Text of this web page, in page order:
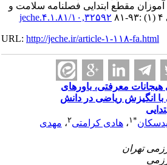
مقطع ابتدایی فصلنامه سلامت و
۱۰,۳۲۵۹۲/jeche.۴.۱.۸۱
URL:http://jeche.ir/article-۱-۱۱۸-fa.html
معرفتی، باورهای
انگیزش ریاضی در دانش
*۱،هادی کرامتی ،مهدی